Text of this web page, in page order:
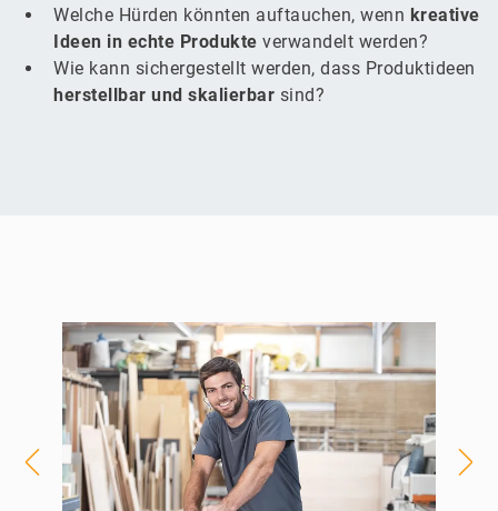
Welche Hürden könnten auftauchen, wenn kreative
Ideen in echte Produkte verwandelt werden?
Wie kann sichergestellt werden, dass Produktideen
herstellbar und skalierbar sind?